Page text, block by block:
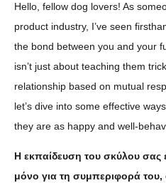
Hello, fellow dog lovers! As
product industry, I’ve seen
the bond between you and your
isn’t just about teaching them
relationship based on mutual
let’s dive into some effective
they are as happy and well-
Η εκπαίδευση του σκύλου σας
μόνο για τη συμπεριφορά του,